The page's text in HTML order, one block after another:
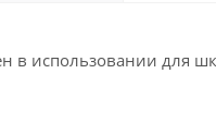
в использовании для